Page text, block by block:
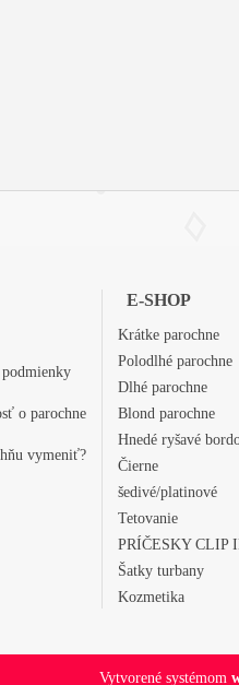
o parochne
vymeniť?
E-SHOP
Krátke parochne
Polodlhé parochne
Dlhé parochne
Blond parochne
Hnedé ryšavé
Čierne
šedivé/platinové
Tetovanie
PRÍČESKY CLIP
Šatky turbany
Kozmetika
Vytvorené systémom